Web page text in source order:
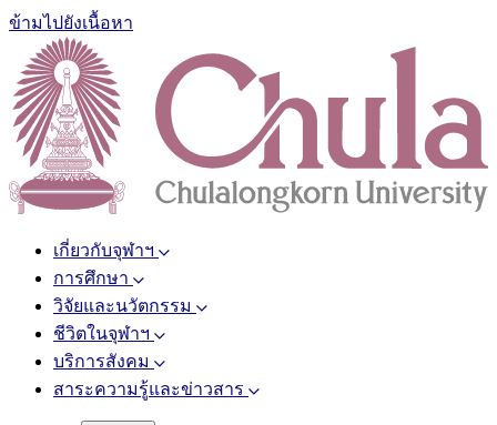
ข้ามไปยังเนื้อหา
เกี่ยวกับจุฬาฯ
การศึกษา
วิจัยและนวัตกรรม
ชีวิตในจุฬาฯ
บริการสังคม
สาระความรู้และข่าวสาร